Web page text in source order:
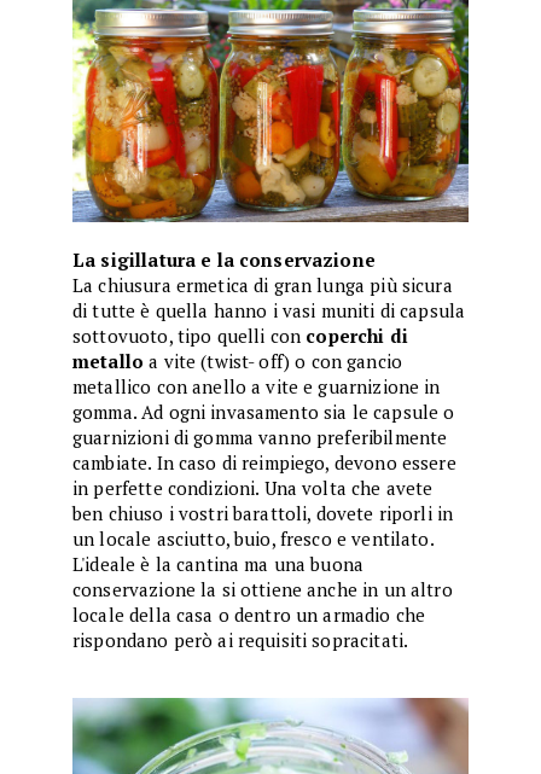
La sigillatura e la conservazione
La chiusura ermetica di gran lunga più sicura
di tutte è quella hanno i vasi muniti di capsula
sottovuoto, tipo quelli con coperchi di
metalloa vite (twist- off) o con gancio
metallico con anello a vite e guarnizione in
gomma. Ad ogni invasamento sia le capsule o
guarnizioni di gomma vanno preferibilmente
cambiate. In caso di reimpiego, devono essere
in perfette condizioni. Una volta che avete
ben chiuso i vostri barattoli, dovete riporli in
un locale asciutto, buio, fresco e ventilato.
L'ideale è la cantina ma una buona
conservazione la si ottiene anche in un altro
locale della casa o dentro un armadio che
rispondano però ai requisiti sopracitati.